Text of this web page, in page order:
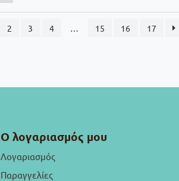
2 3 4 15 16 17
Ο λογαριασμός μου
Λογαριασμός
Παραγγελίες